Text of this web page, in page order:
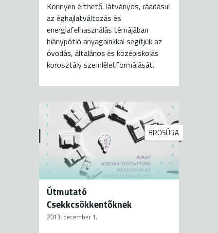
Könnyen érthető, látványos, ráadásul
az éghajlatváltozás és
energiafelhasználás témájában
hiánypótló anyagainkkal segítjük az
óvodás, általános és középiskolás
korosztály szemléletformálását.
BROSÚRA
Útmutató
Csekkcsökkentőknek
2013. december 1.